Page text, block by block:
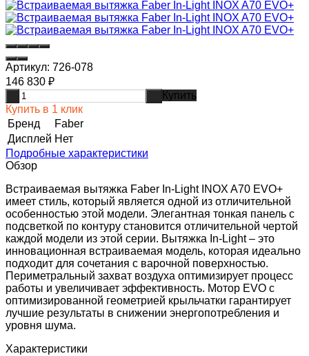
Артикул: 726-078
146 830 ₽
Купить
Купить в 1 клик
Бренд
Faber
Дисплей Нет
Подробные характеристики
Обзор
Встраиваемая вытяжка Faber In-Light INOX A70 EVO+
имеет стиль, который является одной из отличительной
особенностью этой модели. Элегантная тонкая панель с
подсветкой по контуру становится отличительной чертой
каждой модели из этой серии. Вытяжка In-Light – это
инновационная встраиваемая модель, которая идеально
подходит для сочетания с варочной поверхностью.
Периметральный захват воздуха оптимизирует процесс
работы и увеличивает эффективность. Мотор EVO с
оптимизированной геометрией крыльчатки гарантирует
лучшие результаты в снижении энергопотребления и
уровня шума.
Характеристики